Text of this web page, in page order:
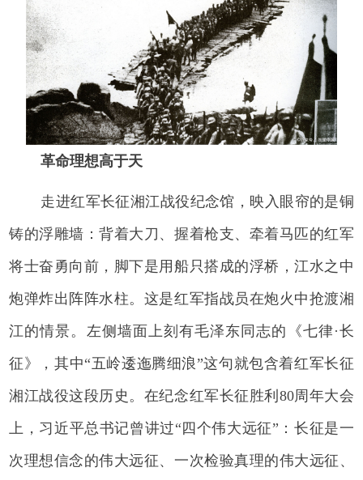
革命理想高于天
走进红军长征湘江战役纪念馆，映入眼帘的是铜
铸的浮雕墙：背着大刀、握着枪支、牵着马匹的红军
将士奋勇向前，脚下是用船只搭成的浮桥，江水之中
炮弹炸出阵阵水柱。这是红军指战员在炮火中抢渡湘
江的情景。左侧墙面上刻有毛泽东同志的《七律·长
征》，其中“五岭逶迤腾细浪”这句就包含着红军长征
湘江战役这段历史。在纪念红军长征胜利80周年大会
上，习近平总书记曾讲过“四个伟大远征”：长征是一
次理想信念的伟大远征、一次检验真理的伟大远征、